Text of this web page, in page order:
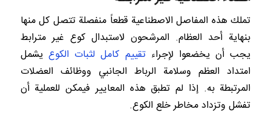
تملك هذه المفاصل الاصطناعية قطعاً منفصلة تتصل كل منها
بنهاية أحد العظام. المرشحون لاستبدال كوع غير مترابط
يجب أن يخضعوا لإجراءتقييم كامل لثبات الكوع يشمل
امتداد العظم وسلامة الرباط الجانبي ووظائف العضلات
المرتبطة به. إذا لم تطبق هذه المعايير فيمكن للعملية أن
تفشل وتزداد مخاطر خلع الكوع.